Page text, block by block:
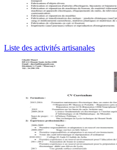
Liste des activités artisanales